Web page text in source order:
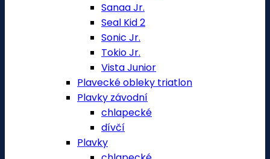
Sanaa Jr.
Seal Kid 2
Sonic Jr.
Tokio Jr.
Vista Junior
Plavecké obleky triatlon
Plavky závodní
chlapecké
dívčí
Plavky